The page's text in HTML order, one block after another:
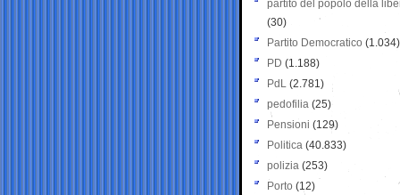
partito del popolo della
(30)
Partito Democratico (1.034)
PD (1.188)
PdL (2.781)
pedofilia (25)
Pensioni (129)
Politica (40.833)
polizia (253)
Porto (12)